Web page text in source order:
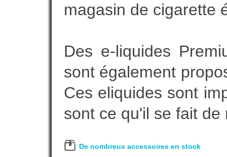
magasin de cigarette
Des e-liquides
sont également
Ces eliquides sont
sont ce qu'il se fait
De nombreux accessoires en stock